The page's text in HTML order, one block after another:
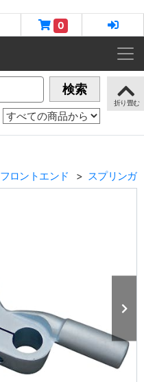
0
検索
フロントエンド スプリンガ